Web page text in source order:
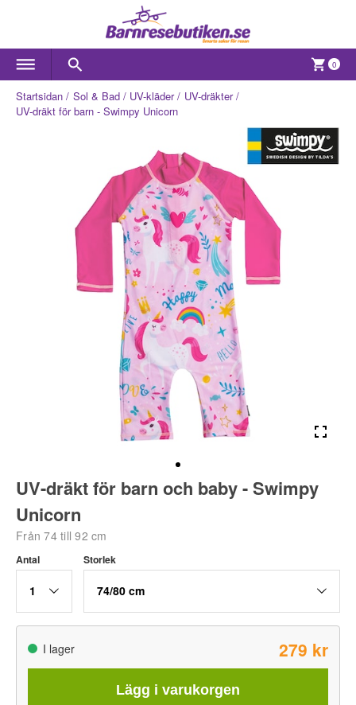
0
Startsidan Sol & Bad UV-kläder
UV-dräkter
UV-dräkt för barn - Swimpy Unicorn
UV-dräkt för barn och baby - Swimpy
Unicorn
Från 74 till 92 cm
Antal
1
Storlek
74/80 cm
I lager 279 kr
Lägg i varukorgen